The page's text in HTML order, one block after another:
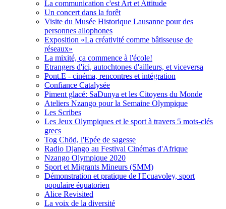
La communication c'est Art et Attitude
Un concert dans la forêt
Visite du Musée Historique Lausanne pour des
personnes allophones
Exposition «La créativité comme bâtisseuse de
réseaux»
La mixité, ça commence à l'école!
Etrangers d'ici, autochtones d'ailleurs, et viceversa
Pont.E - cinéma, rencontres et intégration
Confiance Catalysée
Piment glacé: SaDunya et les Citoyens du Monde
Ateliers Nzango pour la Semaine Olympique
Les Scribes
Les Jeux Olympiques et le sport à travers 5 mots-clés
grecs
Tog Chöd, l'Epée de sagesse
Radio Django au Festival Cinémas d'Afrique
Nzango Olympique 2020
Sport et Migrants Mineurs (SMM)
Démonstration et pratique de l'Ecuavoley, sport
populaire équatorien
Alice Revisited
La voix de la diversité